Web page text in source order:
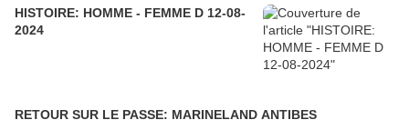
HISTOIRE: HOMME - FEMME D 12-08-
2024
RETOUR SUR LE PASSE: MARINELAND ANTIBES